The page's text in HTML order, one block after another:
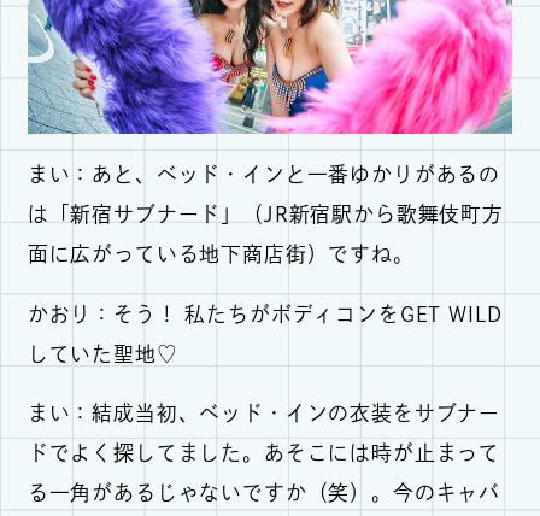
まい：あと、ベッド・インと一番ゆかりがあるの
は「新宿サブナード」（JR新宿駅から歌舞伎町方
面に広がっている地下商店街）ですね。
かおり：そう！ 私たちがボディコンをGET WILD
していた聖地♡
まい：結成当初、ベッド・インの衣装をサブナー
ドでよく探してました。あそこには時が止まって
る一角があるじゃないですか（笑）。今のキャバ